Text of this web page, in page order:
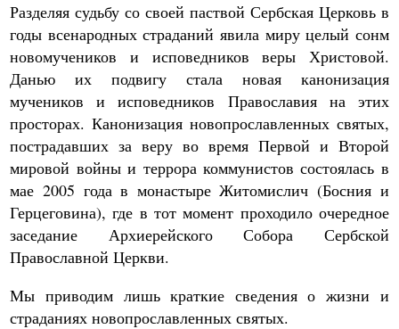
Разделяя судьбу со своей паствой Сербская Церковь в
годы всенародных страданий явила миру целый сонм
новомучеников и исповедников веры Христовой.
Данью их подвигу стала новая канонизация
мучеников и исповедников Православия на этих
просторах. Канонизация новопрославленных святых,
пострадавших за веру во время Первой и Второй
мировой войны и террора коммунистов состоялась в
мае 2005 года в монастыре Житомислич (Босния и
Герцеговина), где в тот момент проходило очередное
заседание Архиерейского Собора Сербской
Православной Церкви.
Мы приводим лишь краткие сведения о жизни и
страданиях новопрославленных святых.